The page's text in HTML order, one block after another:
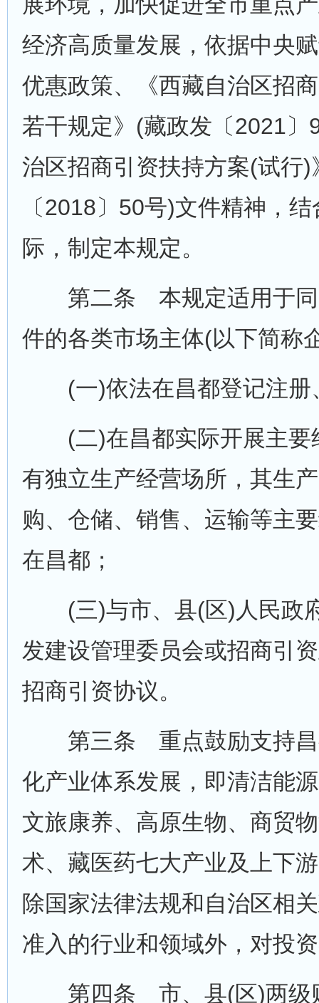
经济高质量发展，依据中央
优惠政策、《西藏自治区招
若干规定》(藏政发〔2021〕
治区招商引资扶持方案(试行)
〔2018〕50号)文件精神，
际，制定本规定。
第二条 本规定适用于同
件的各类市场主体(以下简称
(一)依法在昌都登记注册
(二)在昌都实际开展主要
有独立生产经营场所，其生
购、仓储、销售、运输等主
在昌都；
(三)与市、县(区)人民政
发建设管理委员会或招商引
招商引资协议。
第三条 重点鼓励支持昌
化产业体系发展，即清洁能
文旅康养、高原生物、商贸
术、藏医药七大产业及上下
除国家法律法规和自治区相
准入的行业和领域外，对投
第四条 市、县(区)两级